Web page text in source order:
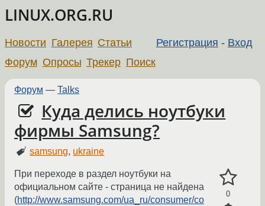
LINUX.ORG.RU
Регистрация - Вход
Новости Галерея Статьи
Форум Опросы Трекер Поиск
Форум — Talks
Куда делись ноутбуки
фирмы Samsung?
samsung, ukraine
0
При переходе в раздел ноутбуки на
официальном сайте - страница не найдена
(http://www.samsung.com/ua_ru/consumer/co